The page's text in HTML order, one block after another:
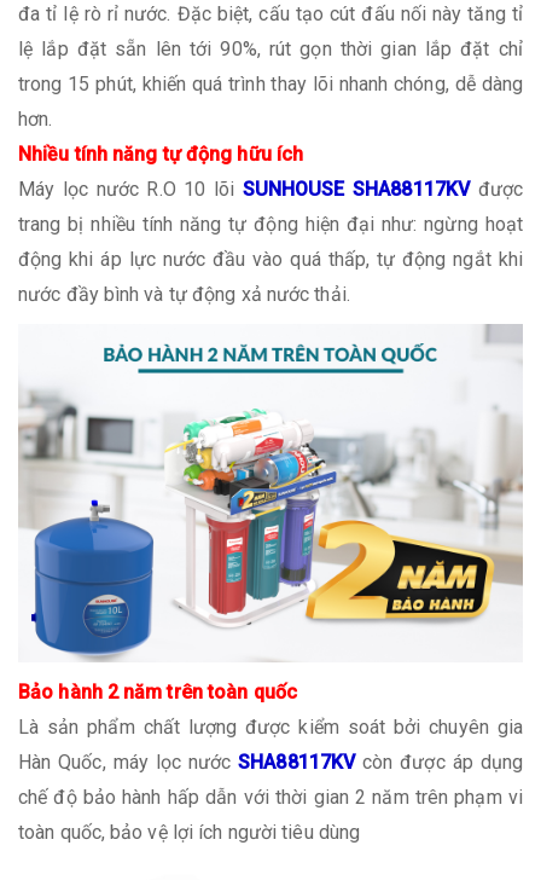
đa tỉ lệ rò rỉ nước. Đặc biệt, cấu tạo cút đấu nối này tăng tỉ
lệ lắp đặt sẵn lên tới 90%, rút gọn thời gian lắp đặt chỉ
trong 15 phút, khiến quá trình thay lõi nhanh chóng, dễ dàng
hơn.
Nhiều tính năng tự động hữu ích
Máy lọc nước R.O 10 lõi SUNHOUSE SHA88117KVđược
trang bị nhiều tính năng tự động hiện đại như: ngừng hoạt
động khi áp lực nước đầu vào quá thấp, tự động ngắt khi
nước đầy bình và tự động xả nước thải.
Bảo hành 2 năm trên toàn quốc
Là sản phẩm chất lượng được kiểm soát bởi chuyên gia
Hàn Quốc, máy lọc nướcSHA88117KVcòn được áp dụng
chế độ bảo hành hấp dẫn với thời gian 2 năm trên phạm vi
toàn quốc, bảo vệ lợi ích người tiêu dùng